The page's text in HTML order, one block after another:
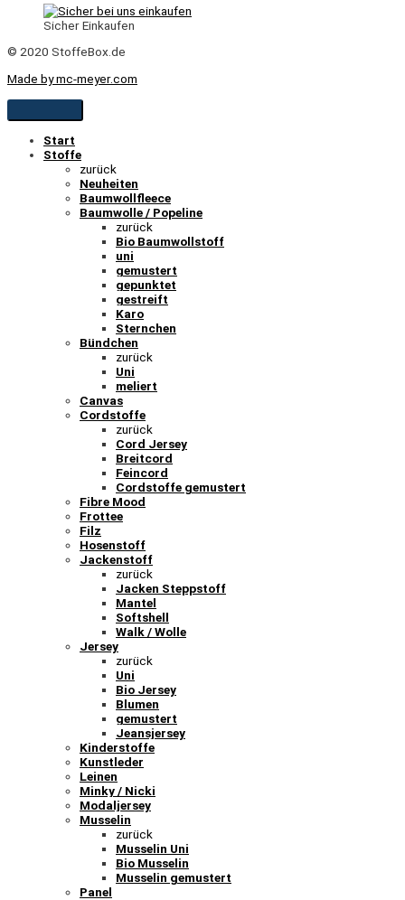
Sicher Einkaufen
© 2020 StoffeBox.de
Made by mc-meyer.com
Start
Stoffe
zurück
Neuheiten
Baumwollfleece
Baumwolle / Popeline
zurück
Bio Baumwollstoff
uni
gemustert
gepunktet
gestreift
Karo
Sternchen
Bündchen
zurück
Uni
meliert
Canvas
Cordstoffe
zurück
Cord Jersey
Breitcord
Feincord
Cordstoffe gemustert
Fibre Mood
Frottee
Filz
Hosenstoff
Jackenstoff
zurück
Jacken Steppstoff
Mantel
Softshell
Walk / Wolle
Jersey
zurück
Uni
Bio Jersey
Blumen
gemustert
Jeansjersey
Kinderstoffe
Kunstleder
Leinen
Minky / Nicki
Modaljersey
Musselin
zurück
Musselin Uni
Bio Musselin
Musselin gemustert
Panel